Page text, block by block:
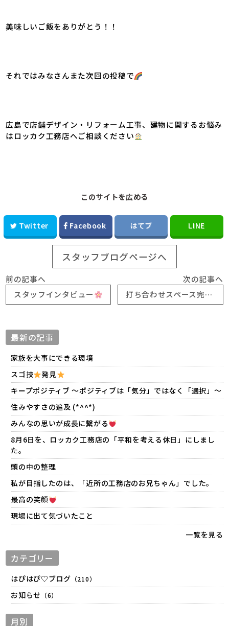
美味しいご飯をありがとう！！
それではみなさんまた次回の投稿で
広島で店舗デザイン・リフォーム工事、建物に関するお悩み
はロッカク工務店へご相談ください
このサイトを広める
Twitter Facebook はてブ LINE
スタッフブログページへ
前の記事へ
スタッフインタビュー
次の記事へ
打ち合わせスペース完成！！とその後…
最新の記事
家族を大事にできる環境
スゴ技
発見
キープポジティブ 〜ポジティブは「気分」ではなく「選択」〜
住みやすさの追及 (*^^*)
みんなの思いが成長に繋がる
8月6日を、ロッカク工務店の「平和を考える休日」にしまし
た。
頭の中の整理
私が目指したのは、「近所の工務店のお兄ちゃん」でした。
最高の笑顔
現場に出て気づいたこと
一覧を見る
カテゴリー
はぴはぴ♡ブログ （210）
お知らせ （6）
月別